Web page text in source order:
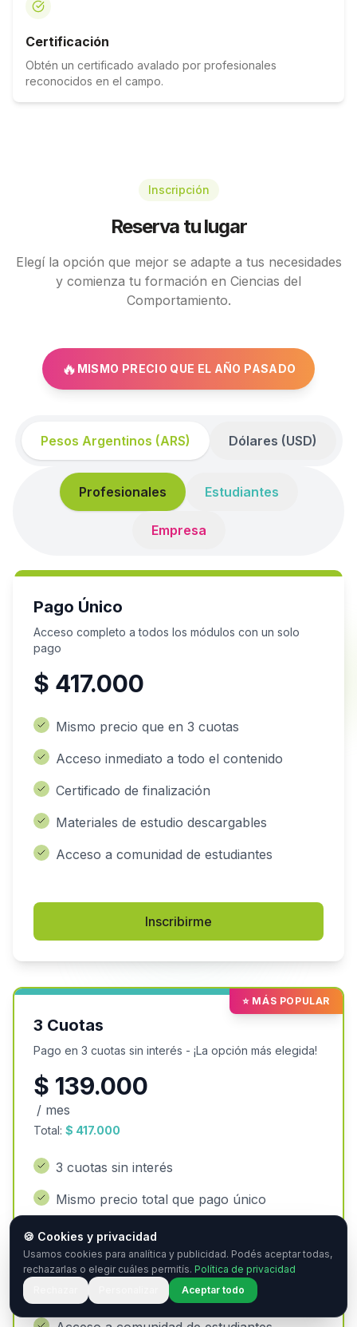
Certificación
Obtén un certificado avalado por profesionales
reconocidos en el campo.
Inscripción
Reserva tu lugar
Elegí la opción que mejor se adapte a tus necesidades
y comienza tu formación en Ciencias del
Comportamiento.
🔥 MISMO PRECIO QUE EL AÑO PASADO
Pesos Argentinos (ARS) Dólares (USD)
Profesionales Estudiantes
Empresa
Pago Único
Acceso completo a todos los módulos con un solo
pago
$ 417.000
Mismo precio que en 3 cuotas
Acceso inmediato a todo el contenido
Certificado de finalización
Materiales de estudio descargables
Acceso a comunidad de estudiantes
Inscribirme
⭐ MÁS POPULAR
3 Cuotas
Pago en 3 cuotas sin interés - ¡La opción más elegida!
$ 139.000
/ mes
Total: $ 417.000
3 cuotas sin interés
Mismo precio total que pago único
Acceso a módulos según cronograma
Certificado de finalización
Materiales de estudio descargables
🍪 Cookies y privacidad
Usamos cookies para analítica y publicidad. Podés aceptar todas,
rechazarlas o elegir cuáles permitís. Política de privacidad
Aceptar todo